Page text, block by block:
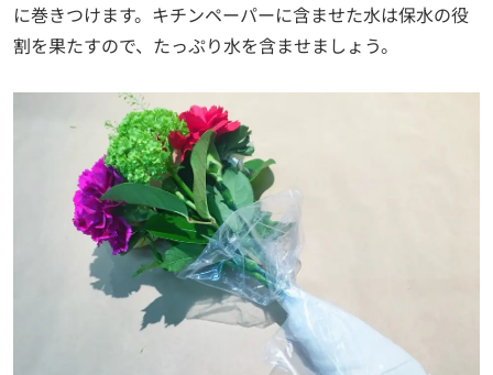
に巻きつけます。キチンペーパーに含ませた水は保水の役
割を果たすので、たっぷり水を含ませましょう。